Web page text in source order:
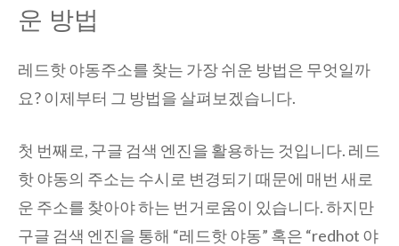
운 방법
레드핫 야동주소를 찾는 가장 쉬운 방법은 무엇일까
요? 이제부터 그 방법을 살펴보겠습니다.
첫 번째로, 구글 검색 엔진을 활용하는 것입니다. 레드
핫 야동의 주소는 수시로 변경되기 때문에 매번 새로
운 주소를 찾아야 하는 번거로움이 있습니다. 하지만
구글 검색 엔진을 통해 “레드핫 야동” 혹은 “redhot 야